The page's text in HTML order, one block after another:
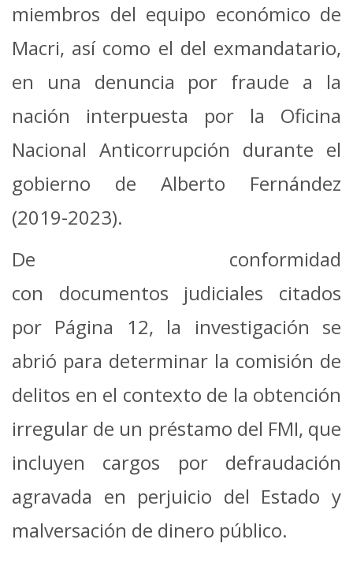
miembros del equipo económico de
Macri, así como el del exmandatario,
en una denuncia por fraude a la
nación interpuesta por la Oficina
Nacional Anticorrupción durante el
gobierno de Alberto Fernández
(2019-2023).
De conformidad
con documentos judiciales citados
por Página 12, la investigación se
abrió para determinar la comisión de
delitos en el contexto de la obtención
irregular de un préstamo del FMI, que
incluyen cargos por defraudación
agravada en perjuicio del Estado y
malversación de dinero público.